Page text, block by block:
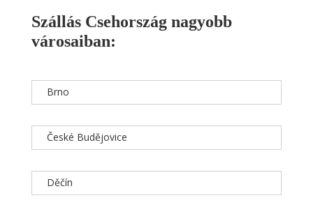
Szállás Csehország nagyobb
városaiban:
Brno
České Budějovice
Děčín